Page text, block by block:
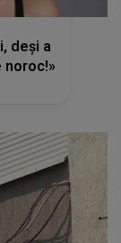
deși a
noroc!»